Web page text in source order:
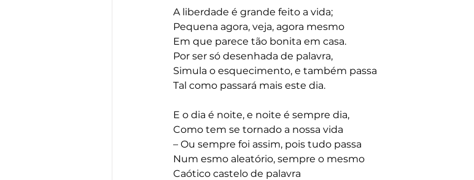
A liberdade é grande feito a vida;
Pequena agora, veja, agora mesmo
Em que parece tão bonita em casa.
Por ser só desenhada de palavra,
Simula o esquecimento, e também passa
Tal como passará mais este dia.
E o dia é noite, e noite é sempre dia,
Como tem se tornado a nossa vida
– Ou sempre foi assim, pois tudo passa
Num esmo aleatório, sempre o mesmo
Caótico castelo de palavra